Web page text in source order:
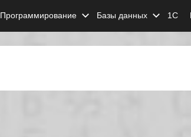
Программирование Базы данных 1С